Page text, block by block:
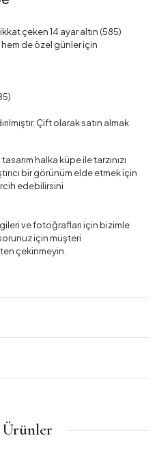
çeken 14 ayar altın (585)
de özel günler için
Çift olarak satın almak
halka küpe ile tarzınızı
bir görünüm elde etmek için
edebilirsini
ve fotoğrafları için bizimle
için müşteri
çekinmeyin.
Ürünler